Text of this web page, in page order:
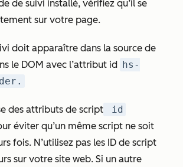
de suivi installé, vérifiez qu’il se
sur votre page.
doit apparaître dans la source de
le DOM avec l’attribut id
hs-
des attributs de script
id
éviter qu’un même script ne soit
fois. N’utilisez pas les ID de script
sur votre site web. Si un autre